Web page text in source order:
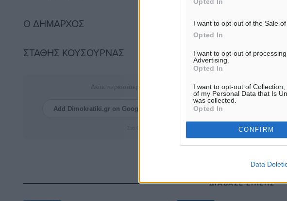
I want to opt-out of the Sale
Opted In
I want to opt-out of
Advertising.
Opted In
I want to opt-out of
of my Personal Data that Is
was collected.
Opted In
CONFIRM
Data
Ο ΔΗΜΑΡΧΟΣ
ΣΤΑΘΗΣ ΚΟΥΣΟΥΡΝΑΣ
Δείτε περισσότερα άρθρα μας στα αποτελέσματα αναζήτησης
Add Dimokratiki.gr on Google ↗ Ακολουθήστε μας στο Google
ΔΙΑΒΑΣΕ ΕΠΙΣΗΣ